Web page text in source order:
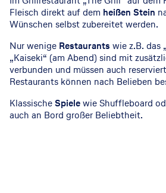
Fleisch direkt auf dem heißen Stein
Wünschen selbst zubereitet werden.
Nur wenige Restaurants wie z.B. das
„Kaiseki“ (am Abend) sind mit
verbunden und müssen auch
Restaurants können nach Belieben
KlassischeSpielewie Shuffleboard
auch an Bord großer Beliebtheit.